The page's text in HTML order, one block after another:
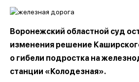
Воронежский областной суд
изменения решение
о гибели подростка на
станции «Колодезная».